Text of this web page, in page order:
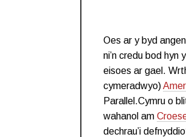
Oes ar y byd
ni’n credu bod hyn
eisoes ar gael.
cymeradwyo)
Parallel.Cymru o
wahanol am
dechrau’i